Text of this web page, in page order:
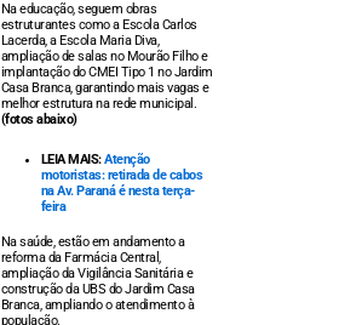
Na educação, seguem obras
estruturantes como a Escola Carlos
Lacerda, a Escola Maria Diva,
ampliação de salas no Mourão Filho e
implantação do CMEI Tipo 1 no Jardim
Casa Branca, garantindo mais vagas e
melhor estrutura na rede municipal.
(fotos abaixo)
LEIA MAIS:Atenção
motoristas: retirada de cabos
na Av. Paraná é nesta terça-
feira
Na saúde, estão em andamento a
reforma da Farmácia Central,
ampliação da Vigilância Sanitária e
construção da UBS do Jardim Casa
Branca, ampliando o atendimento à
população.